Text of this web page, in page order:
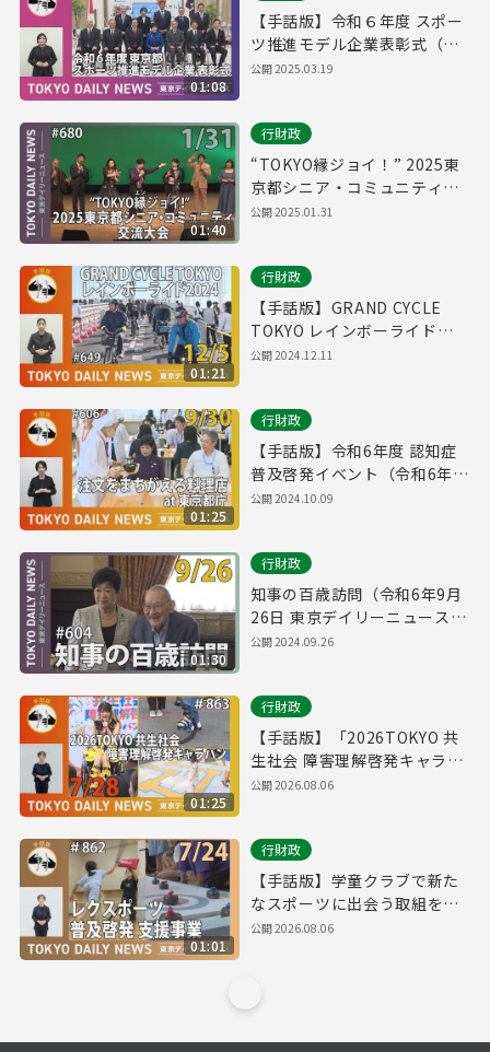
01:08
【手話版】令和６年度 スポー
ツ推進モデル企業表彰式（令
和7年3月12日 東京デイリーニ
公開2025.03.19
01:40
行財政
“TOKYO縁ジョイ！” 2025東
京都シニア・コミュニティ交
流大会（令和7年1月31日 東京
公開2025.01.31
01:21
行財政
【手話版】GRAND CYCLE
TOKYO レインボーライド
2024（令和6年12月5日 東京
公開2024.12.11
01:25
行財政
【手話版】令和6年度 認知症
普及啓発イベント（令和6年9
月30日 東京デイリーニュース
公開2024.10.09
01:30
行財政
知事の百歳訪問（令和6年9月
26日 東京デイリーニュース
No.604）
公開2024.09.26
01:25
行財政
【手話版】「2026TOKYO 共
生社会 障害理解啓発キャラバ
ン」スタート！（令和8年7月
公開2026.08.06
01:01
行財政
【手話版】学童クラブで新た
なスポーツに出会う取組を開
始！（令和8年7月24日 東京デ
公開2026.08.06